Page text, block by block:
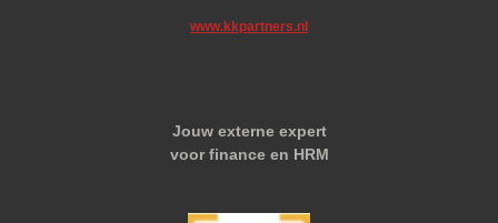
www.kkpartners.nl
Jouw externe expert
voor finance en HRM